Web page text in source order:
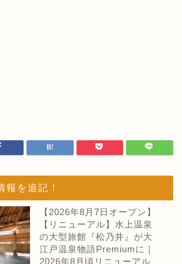
報を追記！
【2026年8月7日オープン】
【リニューアル】水上温泉
の大型旅館『松乃井』が大
江戸温泉物語Premiumに｜
2026年8月頃リニューアル